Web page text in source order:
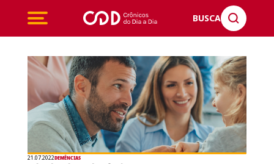
BUSCA
21.07.2022DEMÊNCIAS